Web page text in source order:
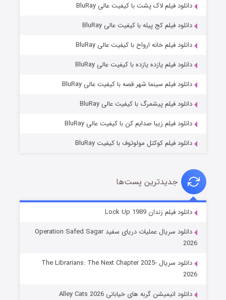
شوهر
دانلود فیلم لاک پشت با کیفیت عالی BluRay
دانلود فیلم کج‌ پیله با کیفیت عالی BluRay
دانلود فیلم خانه ارواح با کیفیت عالی BluRay
دانلود فیلم یازده یازده با کیفیت عالی BluRay
دانلود فیلم سینما شهر قصه با کیفیت عالی BluRay
دانلود فیلم پیشمرگ با کیفیت عالی BluRay
دانلود فیلم زیبا صدایم کن با کیفیت عالی BluRay
دانلود فیلم کوکتل مولوتوف با کیفیت BluRay
جدیدترین پست‌ها
دانلود فیلم زندان Lock Up 1989
دانلود سریال عملیات دریای سفید Operation Safed Sagar
2026
دانلود سریال The Librarians: The Next Chapter 2025-
2026
دانلود انیمیشن گربه های خیابانی Alley Cats 2026